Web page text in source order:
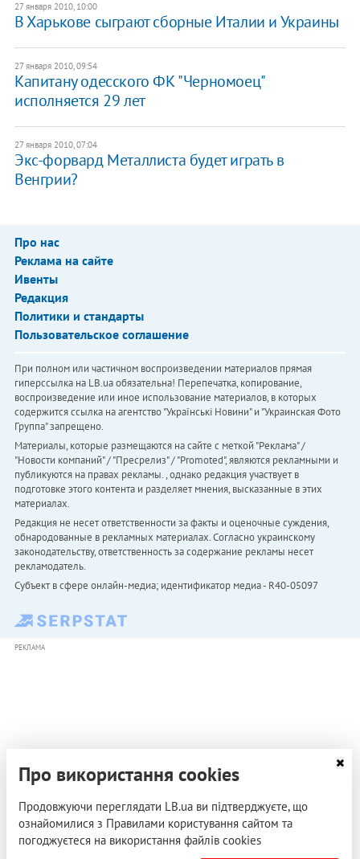
27 января 2010, 10:00
В Харькове сыграют сборные Италии и Украины
27 января 2010, 09:54
Капитану одесского ФК "Черномоец"
исполняется 29 лет
27 января 2010, 07:04
Экс-форвард Металлиста будет играть в
Венгрии?
Про нас
Реклама на сайте
Ивенты
Редакция
Политики и стандарты
Пользовательское соглашение
При полном или частичном воспроизведении материалов прямая
гиперссылка на LB.ua обязательна! Перепечатка, копирование,
воспроизведение или иное использование материалов, в которых
содержится ссылка на агентство "Українськi Новини" и "Украинская Фото
Группа" запрещено.
Материалы, которые размещаются на сайте с меткой "Реклама" /
"Новости компаний" / "Пресрелиз" / "Promoted", являются рекламными и
публикуются на правах рекламы. , однако редакция участвует в
подготовке этого контента и разделяет мнения, высказанные в этих
материалах.
Редакция не несет ответственности за факты и оценочные суждения,
обнародованные в рекламных материалах. Согласно украинскому
законодательству, ответственность за содержание рекламы несет
рекламодатель.
Субъект в сфере онлайн-медиа; идентификатор медиа - R40-05097
РЕКЛАМА
Про використання cookies
Продовжуючи переглядати LB.ua ви підтверджуєте, що
ознайомилися з Правилами користування сайтом та
погоджуєтеся на використання файлів cookies